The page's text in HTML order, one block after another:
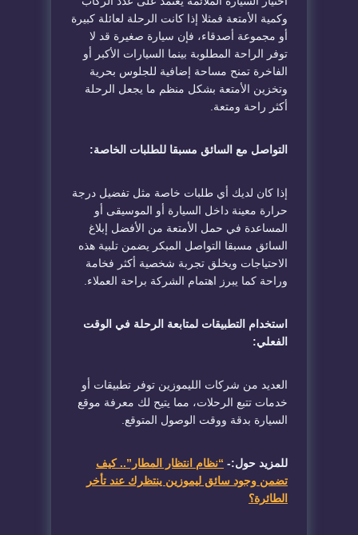
وكمية الأمتعة فمثلا إذا كانت الرحلة لعائلة كبيرة
أو مجموعة أصدقاء، فإن سيارة صغيرة قد لا
توفر الراحة المطلوبة بينما السيارات الأكبر أو
الفاخرة تمنح مساحة إضافية للجلوس بحرية
وتخزين الأمتعة بشكل منظم ما يجعل الرحلة
أكثر راحة ومتعة.
التواصل مع السائق مسبقا للطلبات الخاصة:
إذا كان لديك أي طلبات خاصة مثل تفضيل درجة
حرارة معينة داخل السيارة أو الموسيقى أو
المساعدة في حمل الأمتعة من الأفضل إبلاغ
السائق مسبقا التواصل المبكر يضمن تلبية هذه
الاحتياجات ويخلق تجربة شخصية أكثر فخامة
وراحة كما يبرز اهتمام الشركة براحة العملاء.
استخدام التطبيقات لمتابعة الرحلة في الوقت
الفعلي:
العديد من شركات الليموزين توفر تطبيقات أو
خدمات تتبع الرحلات، مما يتيح لك معرفة موقع
السيارة بدقة ووقت الوصول المتوقع.
للمزيد حول:- “نظام انتظار المطار”.. كيف
تضمن وجود سائق ليموزين ينتظرك عند تأخر
الطائرة؟